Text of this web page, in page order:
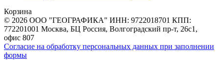
Корзина
© 2026 ООО "ГЕОГРАФИКА" ИНН: 9722018701 КПП:
772201001 Москва, БЦ Россия, Волгоградский пр-т, 26с1,
офис 807
Согласие на обработку персональных данных при заполнении
формы